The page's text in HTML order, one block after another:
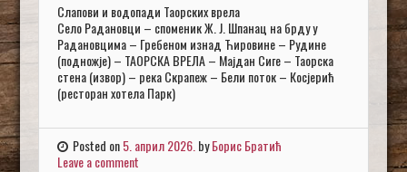
Слапови и водопади Таорских врела
Село Радановци – споменик Ж. Ј. Шпанац на брду у
Радановцима – Гребеном изнад Ћировине – Рудине
(подножје) – ТАОРСКА ВРЕЛА – Мајдан Сиге – Таорска
стена (извор) – река Скрапеж – Бели поток – Косјерић
(ресторан хотела Парк)
Posted on5. април 2026. byБорис Братић
Leave a comment